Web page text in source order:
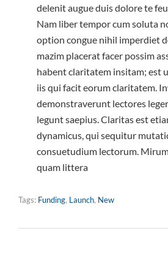
delenit augue duis dolore te
Nam liber tempor cum soluta
option congue nihil imperdiet
mazim placerat facer possim
habent claritatem insitam; est
iis qui facit eorum claritatem.
demonstraverunt lectores
legunt saepius. Claritas est
dynamicus, qui sequitur
consuetudium lectorum.
quam littera
Tags: Funding, Launch, New